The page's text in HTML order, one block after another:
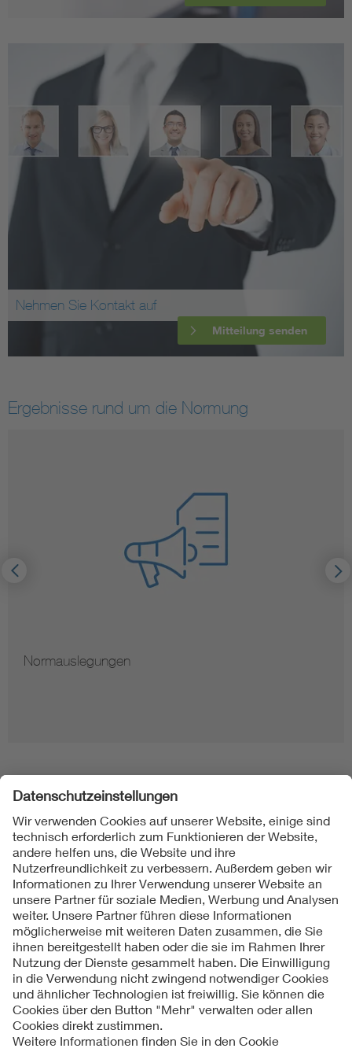
Nehmen Sie Kontakt auf
Mitteilung senden
Ergebnisse rund um die Normung
Hinweise zur Vervielfältigung von Normen
Folgen Sie uns
Kontakt
Impressum
Datenschutzinformationen